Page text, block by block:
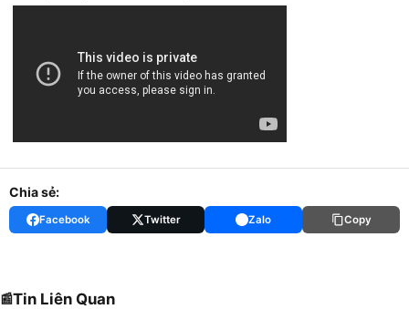
Chia sẻ:
Facebook Twitter Zalo Copy
Tin Liên Quan